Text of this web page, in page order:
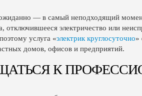
— в самый неподходящий
отключившееся электричество или
услуга «электрик круглосуточно»
домов, офисов и предприятий.
К